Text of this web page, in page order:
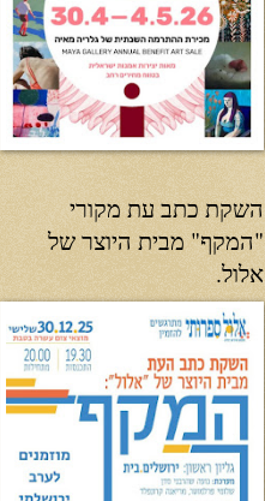
השקת כתב עת מקורי
"המקף" מבית היוצר של
אלול.